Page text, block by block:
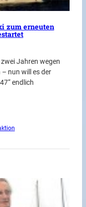
zum erneuten
Jahren wegen
nun will es der
endlich